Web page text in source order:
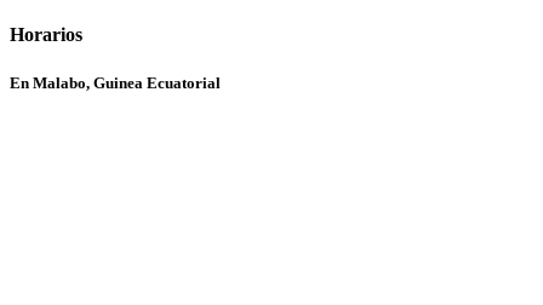
Horarios
En Malabo, Guinea Ecuatorial